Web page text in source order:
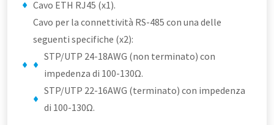
Cavo ETH RJ45 (x1).
Cavo per la connettività RS-485 con una delle
seguenti specifiche (x2):
STP/UTP 24-18AWG (non terminato) con
impedenza di 100-130Ω.
STP/UTP 22-16AWG (terminato) con impedenza
di 100-130Ω.